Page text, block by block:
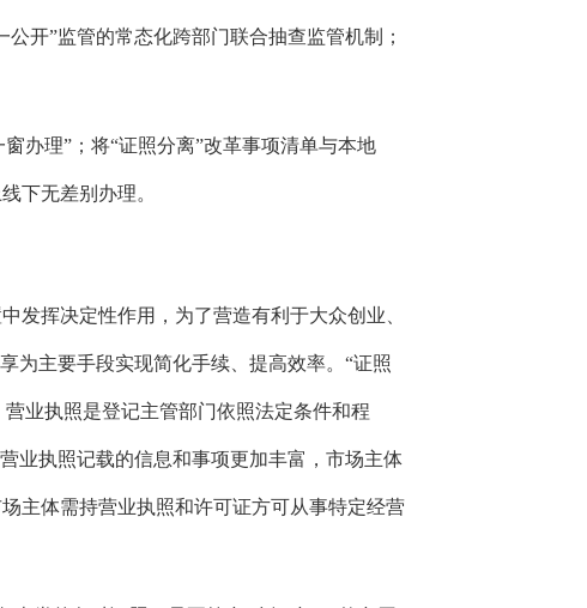
公开”监管的常态化跨部门联合抽查监管机制；
办理”； 将“证照分离”改革事项清单与本地
下无差别办理。
发挥决定性作用， 为了营造有利于大众创业、
为主要手段实现简化手续、 提高效率。 “证照
营业执照是登记主管部门依照法定条件和程
营业执照记载的信息和事项更加丰富， 市场主体
主体需持营业执照和许可证方可从事特定经营